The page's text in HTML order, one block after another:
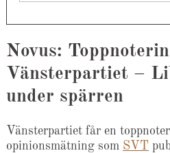
Novus:
Vänsterpartiet –
under spärren
Vänsterpartiet får en
opinionsmätning som SVT